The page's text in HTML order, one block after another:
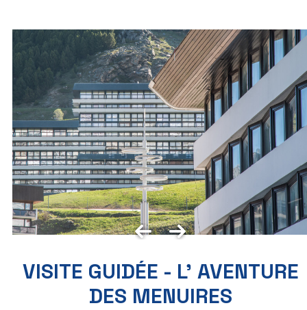
VISITE GUIDÉE - L' AVENTURE
DES MENUIRES